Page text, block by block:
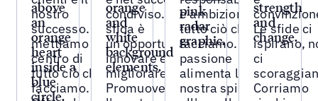
nostro
successo. Li
mettiamo al
centro di
tutto ciò che
facciamo.
condiviso. Ogni
sfida è
un'opportunità per
innovare e
migliorare.
Promuovendo
e ambizione in
tutto ciò che
facciamo. La
passione
alimenta la
nostra spinta
Le sfide ci
ispirano,
ci
Corriamo